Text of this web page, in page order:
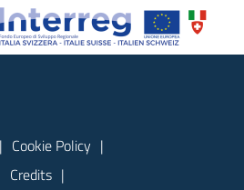
Cookie Policy
Credits